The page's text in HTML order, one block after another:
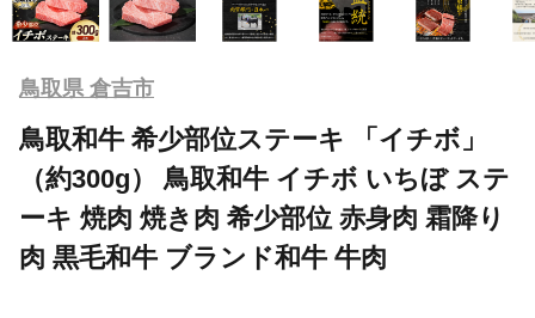
鳥取県 倉吉市
鳥取和牛 希少部位ステーキ 「イチボ」
（約300g） 鳥取和牛 イチボ いちぼ ステ
ーキ 焼肉 焼き肉 希少部位 赤身肉 霜降り
肉 黒毛和牛 ブランド和牛 牛肉